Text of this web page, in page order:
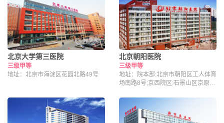
北京大学第三医院
三级甲等
地址：北京市海淀区花园北路49号
北京朝阳医院
三级甲等
地址：院本部:北京市朝阳区工人体育
场南路8号;京西院区:石景山区京原路